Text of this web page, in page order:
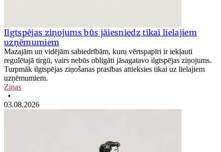
Ilgtspējas ziņojums būs jāiesniedz tikai lielajiem
uzņēmumiem
Mazajām un vidējām sabiedrībām, kuru vērtspapīri ir iekļauti
regulētajā tirgū, vairs nebūs obligāti jāsagatavo ilgtspējas ziņojums.
Turpmāk ilgtspējas ziņošanas prasības attieksies tikai uz lielajiem
uzņēmumiem.
Ziņas
•
03.08.2026